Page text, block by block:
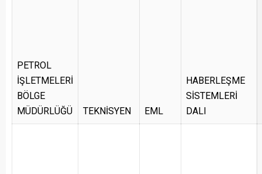
PETROL
İŞLETMELERİ
BÖLGE
MÜDÜRLÜĞÜ
TEKNİSYEN EML
HABERLEŞME
SİSTEMLERİ
DALI